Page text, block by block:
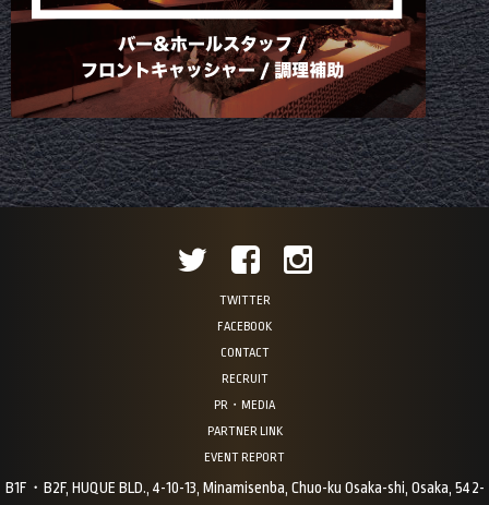
TWITTER
FACEBOOK
CONTACT
RECRUIT
PR・MEDIA
PARTNER LINK
EVENT REPORT
B1F・B2F, HUQUE BLD., 4-10-13, Minamisenba, Chuo-ku Osaka-shi, Osaka, 542-